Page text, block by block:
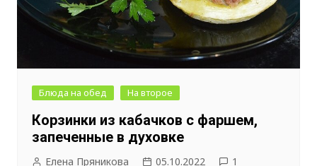
Блюда на обед На второе
Корзинки из кабачков с фаршем,
запеченные в духовке
Елена Пряникова 05.10.2022 1